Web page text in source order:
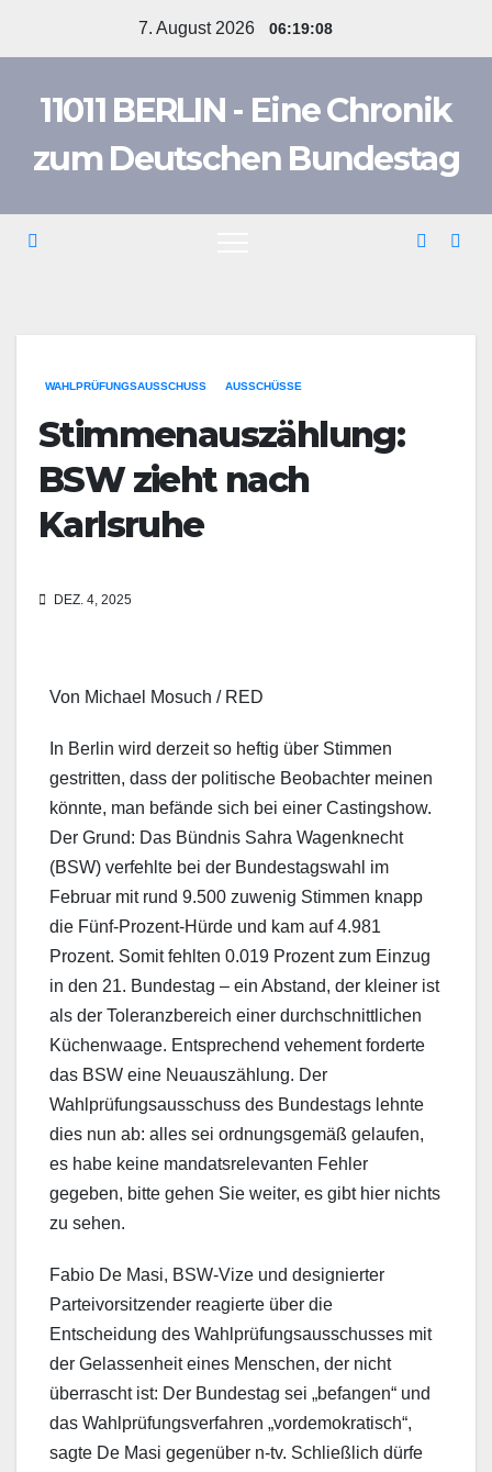
7. August 2026 06:19:08
11011 BERLIN - Eine Chronik
zum Deutschen Bundestag
WAHLPRÜFUNGSAUSSCHUSS AUSSCHÜSSE
Stimmenauszählung:
BSW zieht nach
Karlsruhe
DEZ. 4, 2025
Von Michael Mosuch / RED
In Berlin wird derzeit so heftig über Stimmen
gestritten, dass der politische Beobachter meinen
könnte, man befände sich bei einer Castingshow.
Der Grund: Das Bündnis Sahra Wagenknecht
(BSW) verfehlte bei der Bundestagswahl im
Februar mit rund 9.500 zuwenig Stimmen knapp
die Fünf-Prozent-Hürde und kam auf 4.981
Prozent. Somit fehlten 0.019 Prozent zum Einzug
in den 21. Bundestag – ein Abstand, der kleiner ist
als der Toleranzbereich einer durchschnittlichen
Küchenwaage. Entsprechend vehement forderte
das BSW eine Neuauszählung. Der
Wahlprüfungsausschuss des Bundestags lehnte
dies nun ab: alles sei ordnungsgemäß gelaufen,
es habe keine mandatsrelevanten Fehler
gegeben, bitte gehen Sie weiter, es gibt hier nichts
zu sehen.
Fabio De Masi, BSW-Vize und designierter
Parteivorsitzender reagierte über die
Entscheidung des Wahlprüfungsausschusses mit
der Gelassenheit eines Menschen, der nicht
überrascht ist: Der Bundestag sei „befangen“ und
das Wahlprüfungsverfahren „vordemokratisch“,
sagte De Masi gegenüber n-tv. Schließlich dürfe